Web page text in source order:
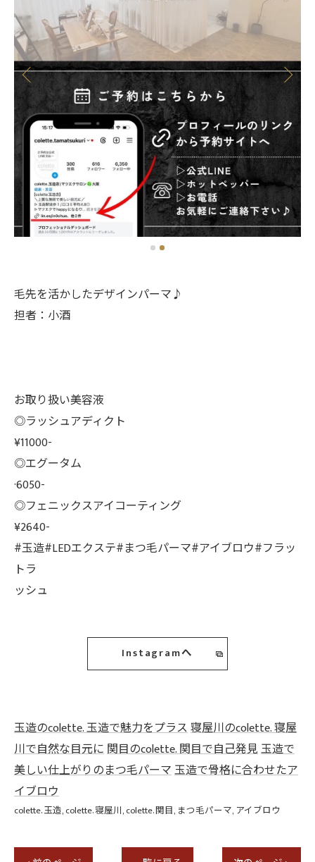
毛先を活かしたデザインパーマ♪
担者：小酒
お取り扱い美容液
◎ラッシュアディクト
¥11000-
◎エグータム
·6050-
◎フェニックスアイコーティング
¥2640-
#玉造#LEDエクステ#まつ毛パーマ#アイブロウ#フラッ
トラ
ッシュ
Instagramへ
玉造のcolette. 玉造で魅力をプラス寝屋川のcolette. 寝屋
川で自然な目元に関目のcolette. 関目で自己発見玉造で
美しい仕上がりのまつ毛パーマ玉造で骨格に合わせたア
イブロウ
colette. 玉造 colette. 寝屋川 colette. 関目 まつ毛パーマ アイブロウ